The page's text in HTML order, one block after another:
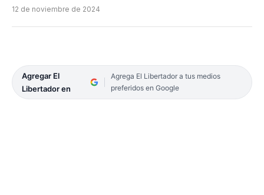
12 de noviembre de 2024
Agregar El
Libertador en
Agrega El Libertador a tus medios
preferidos en Google